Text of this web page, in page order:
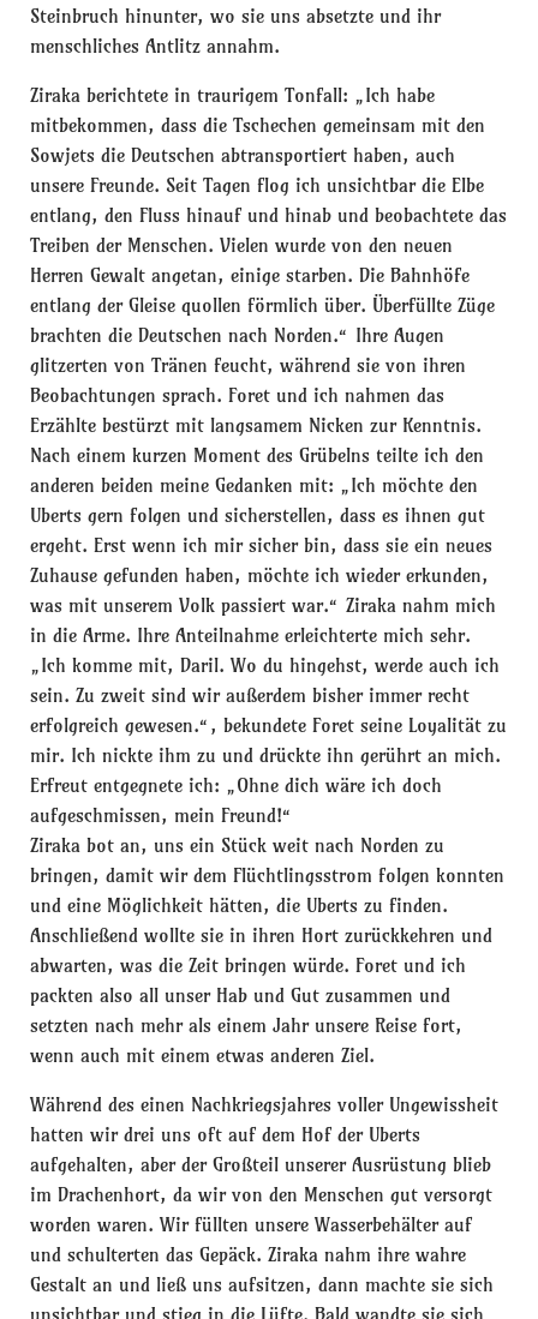
Steinbruch hinunter, wo sie uns absetzte und ihr
menschliches Antlitz annahm.
Ziraka berichtete in traurigem Tonfall: „Ich habe
mitbekommen, dass die Tschechen gemeinsam mit den
Sowjets die Deutschen abtransportiert haben, auch
unsere Freunde. Seit Tagen flog ich unsichtbar die Elbe
entlang, den Fluss hinauf und hinab und beobachtete das
Treiben der Menschen. Vielen wurde von den neuen
Herren Gewalt angetan, einige starben. Die Bahnhöfe
entlang der Gleise quollen förmlich über. Überfüllte Züge
brachten die Deutschen nach Norden.“ Ihre Augen
glitzerten von Tränen feucht, während sie von ihren
Beobachtungen sprach. Foret und ich nahmen das
Erzählte bestürzt mit langsamem Nicken zur Kenntnis.
Nach einem kurzen Moment des Grübelns teilte ich den
anderen beiden meine Gedanken mit: „Ich möchte den
Uberts gern folgen und sicherstellen, dass es ihnen gut
ergeht. Erst wenn ich mir sicher bin, dass sie ein neues
Zuhause gefunden haben, möchte ich wieder erkunden,
was mit unserem Volk passiert war.“ Ziraka nahm mich
in die Arme. Ihre Anteilnahme erleichterte mich sehr.
„Ich komme mit, Daril. Wo du hingehst, werde auch ich
sein. Zu zweit sind wir außerdem bisher immer recht
erfolgreich gewesen.“, bekundete Foret seine Loyalität zu
mir. Ich nickte ihm zu und drückte ihn gerührt an mich.
Erfreut entgegnete ich: „Ohne dich wäre ich doch
aufgeschmissen, mein Freund!“
Ziraka bot an, uns ein Stück weit nach Norden zu
bringen, damit wir dem Flüchtlingsstrom folgen konnten
und eine Möglichkeit hätten, die Uberts zu finden.
Anschließend wollte sie in ihren Hort zurückkehren und
abwarten, was die Zeit bringen würde. Foret und ich
packten also all unser Hab und Gut zusammen und
setzten nach mehr als einem Jahr unsere Reise fort,
wenn auch mit einem etwas anderen Ziel.
Während des einen Nachkriegsjahres voller Ungewissheit
hatten wir drei uns oft auf dem Hof der Uberts
aufgehalten, aber der Großteil unserer Ausrüstung blieb
im Drachenhort, da wir von den Menschen gut versorgt
worden waren. Wir füllten unsere Wasserbehälter auf
und schulterten das Gepäck. Ziraka nahm ihre wahre
Gestalt an und ließ uns aufsitzen, dann machte sie sich